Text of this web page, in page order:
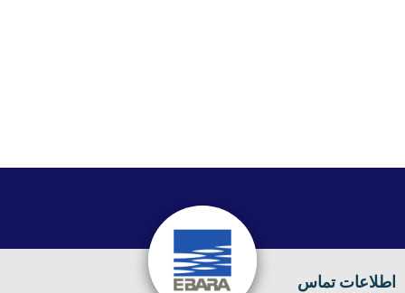
اطلاعات تماس